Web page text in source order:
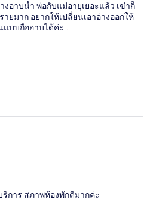
งอาบน้ำ​ พ่อกับแม่อายุเยอะแล้ว​ เข่าก็
ยมาก​ อยากให้เปลี่ยนเอาอ่างออกให้
แบบถืออาบได้ค่ะ..
การ สภาพห้องพักดีมากค่ะ